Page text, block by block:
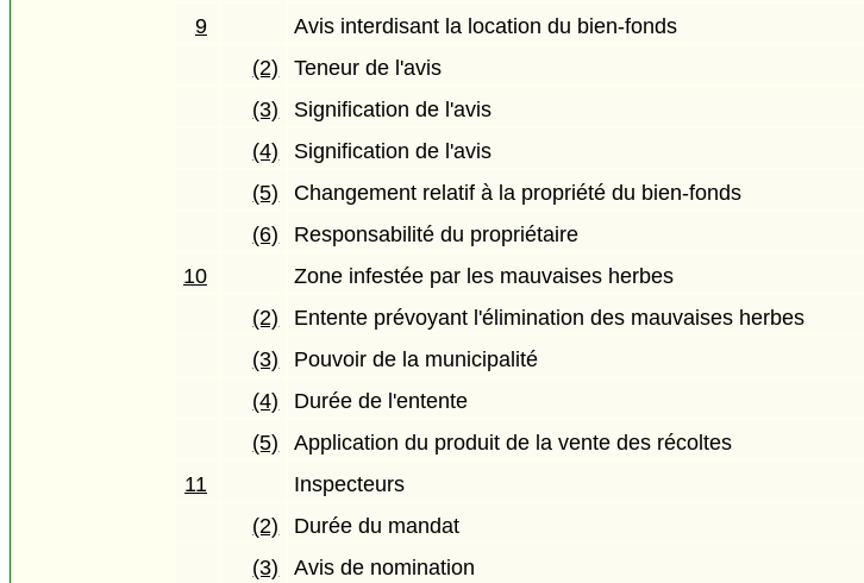
9
Avis interdisant la location du bien-fonds
(2)
Teneur de l'avis
(3)
Signification de l'avis
(4)
Signification de l'avis
(5)
Changement relatif à la propriété du bien-fonds
(6)
Responsabilité du propriétaire
10
Zone infestée par les mauvaises herbes
(2)
Entente prévoyant l'élimination des mauvaises herbes
(3)
Pouvoir de la municipalité
(4)
Durée de l'entente
(5)
Application du produit de la vente des récoltes
11
Inspecteurs
(2)
Durée du mandat
(3)
Avis de nomination